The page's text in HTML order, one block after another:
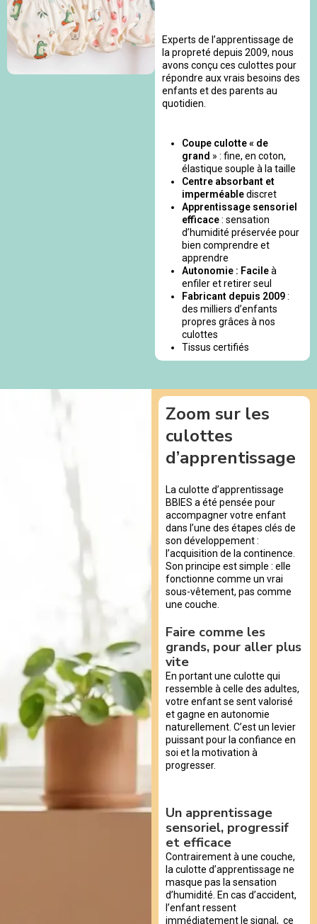
Experts de l’apprentissage de
la propreté depuis 2009, nous
avons conçu ces culottes pour
répondre aux vrais besoins des
enfants et des parents au
quotidien.
Coupe culotte « de
grand » : fine, en coton,
élastique souple à la taille
Centre absorbant et
imperméablediscret
Apprentissage sensoriel
efficace: sensation
d’humidité préservée pour
bien comprendre et
apprendre
Autonomie : Facileà
enfiler et retirer seul
Fabricant depuis 2009:
des milliers d’enfants
propres grâces à nos
culottes
Tissus certifiés
Zoom sur les
culottes
d’apprentissage
La culotte d’apprentissage
BBIES a été pensée pour
accompagner votre enfant
dans l’une des étapes clés de
son développement :
l’acquisition de la continence.
Son principe est simple : elle
fonctionne comme un vrai
sous-vêtement, pas comme
une couche.
Faire comme les
grands, pour aller plus
vite
En portant une culotte qui
ressemble à celle des adultes,
votre enfant se sent valorisé
et gagne en autonomie
naturellement. C’est un levier
puissant pour la confiance en
soi et la motivation à
progresser.
Un apprentissage
sensoriel, progressif
et efficace
Contrairement à une couche,
la culotte d’apprentissage ne
masque pas la sensation
d’humidité. En cas d’accident,
l’enfant ressent
immédiatement le signal, ce